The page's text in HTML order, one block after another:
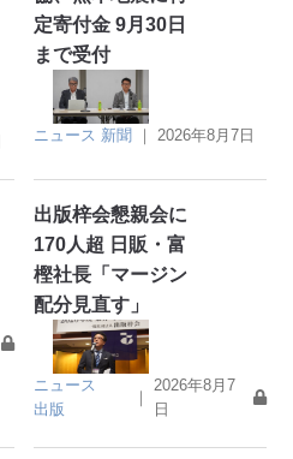
定寄付金 9月30日
まで受付
ニュース 新聞 ｜2026年8月7日
出版梓会懇親会に
170人超 日販・富
樫社長「マージン
配分見直す」
ニュース
出版
｜
2026年8月7
日